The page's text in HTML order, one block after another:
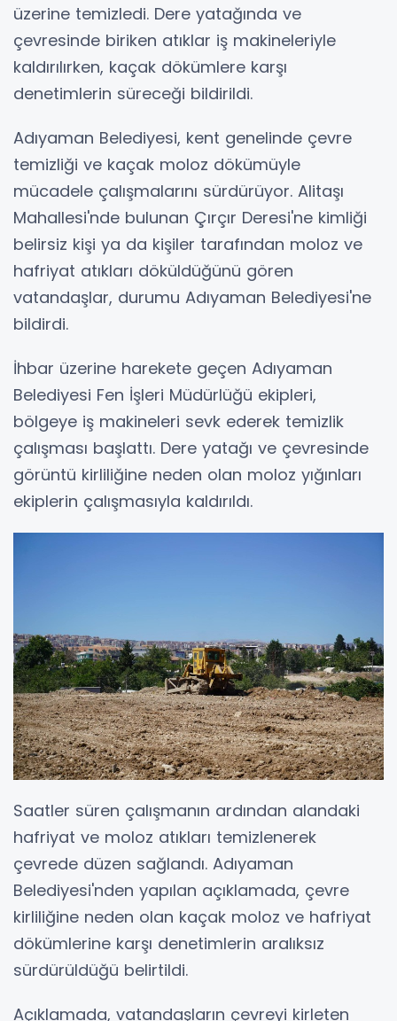
üzerine temizledi. Dere yatağında ve
çevresinde biriken atıklar iş makineleriyle
kaldırılırken, kaçak dökümlere karşı
denetimlerin süreceği bildirildi.
Adıyaman Belediyesi, kent genelinde çevre
temizliği ve kaçak moloz dökümüyle
mücadele çalışmalarını sürdürüyor. Alitaşı
Mahallesi'nde bulunan Çırçır Deresi'ne kimliği
belirsiz kişi ya da kişiler tarafından moloz ve
hafriyat atıkları döküldüğünü gören
vatandaşlar, durumu Adıyaman Belediyesi'ne
bildirdi.
İhbar üzerine harekete geçen Adıyaman
Belediyesi Fen İşleri Müdürlüğü ekipleri,
bölgeye iş makineleri sevk ederek temizlik
çalışması başlattı. Dere yatağı ve çevresinde
görüntü kirliliğine neden olan moloz yığınları
ekiplerin çalışmasıyla kaldırıldı.
Saatler süren çalışmanın ardından alandaki
hafriyat ve moloz atıkları temizlenerek
çevrede düzen sağlandı. Adıyaman
Belediyesi'nden yapılan açıklamada, çevre
kirliliğine neden olan kaçak moloz ve hafriyat
dökümlerine karşı denetimlerin aralıksız
sürdürüldüğü belirtildi.
Açıklamada, vatandaşların çevreyi kirleten